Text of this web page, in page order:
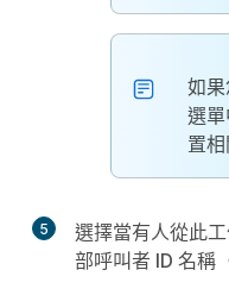
如
選
置
5 選擇當有人從此
部呼叫者 ID 名稱